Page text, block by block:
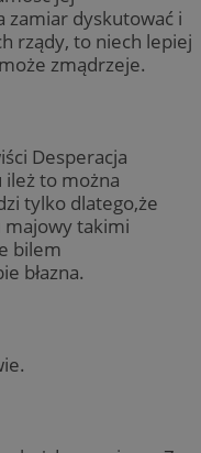
zamiar dyskutować i
rządy, to niech lepiej
zmądrzeje.
Desperacja
ileż to można
tylko dlatego,że
majowy takimi
bilem
błazna.